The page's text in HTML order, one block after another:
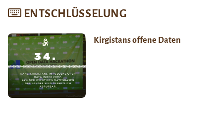
ENTSCHLÜSSELUNG
Kirgistans offene Daten